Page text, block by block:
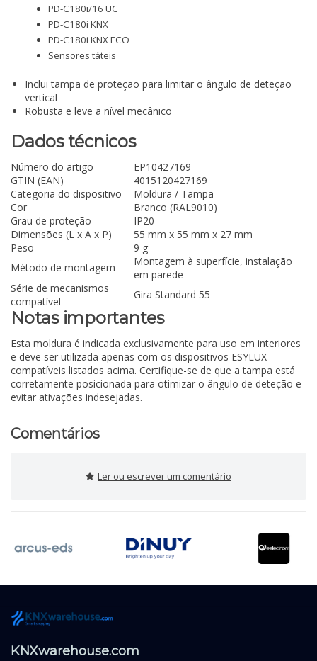
PD-C180i/16 UC
PD-C180i KNX
PD-C180i KNX ECO
Sensores táteis
Inclui tampa de proteção para limitar o ângulo de deteção
vertical
Robusta e leve a nível mecânico
Dados técnicos
Número do artigo
EP10427169
GTIN (EAN)
4015120427169
Categoria do dispositivo
Moldura / Tampa
Cor
Branco (RAL9010)
Grau de proteção
IP20
Dimensões (L x A x P)
55 mm x 55 mm x 27 mm
Peso
9 g
Método de montagem
Montagem à superfície, instalação
em parede
Série de mecanismos
compatível
Gira Standard 55
Notas importantes
Esta moldura é indicada exclusivamente para uso em interiores
e deve ser utilizada apenas com os dispositivos ESYLUX
compatíveis listados acima. Certifique-se de que a tampa está
corretamente posicionada para otimizar o ângulo de deteção e
evitar ativações indesejadas.
Comentários
Ler ou escrever um comentário
KNXwarehouse.com